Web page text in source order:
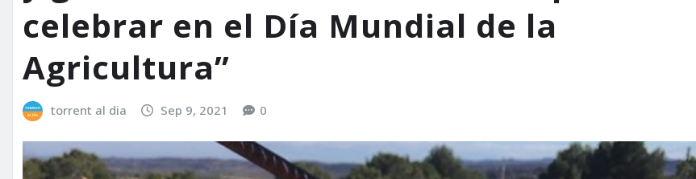
celebrar en el Día Mundial de la
Agricultura”
torrent al dia Sep 9, 2021 0